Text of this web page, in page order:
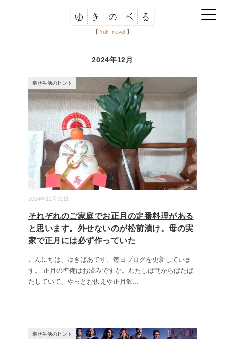
2024年12月
2024年12月31日
幸せ生活のヒント
それぞれのご家庭でお正月の定番料理がある
と思います。外せないのが松前漬け。母の実
家で正月には必ず作っていた
こんにちは、ゆきばあです。毎日ブログを更新していま
す。 正月の準備はお済みですか。わたしは朝からばたば
たしていて、やっとお供えや正月飾...
幸せ生活のヒント